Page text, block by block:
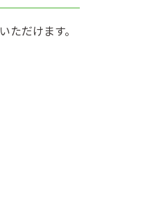
だけます。